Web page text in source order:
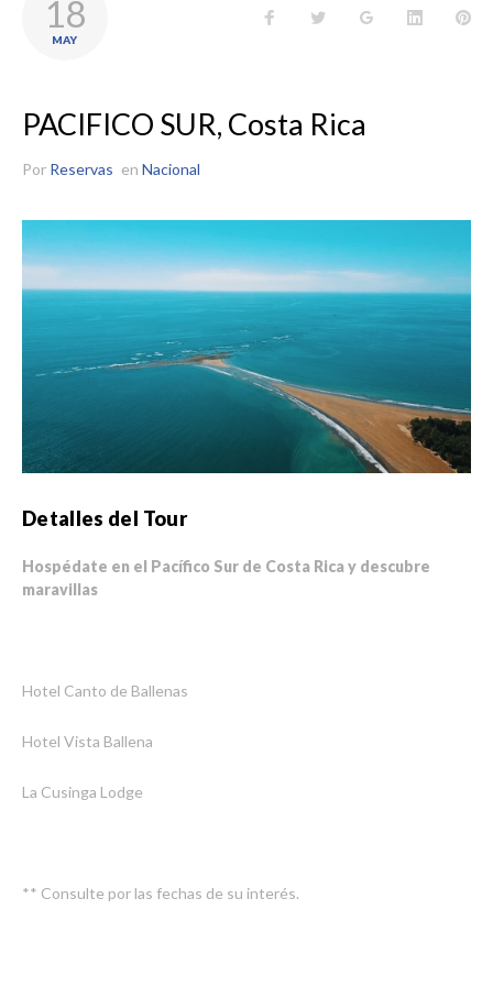
18
MAY
FacebookTwitter Google+ LinkedIn
PACIFICO SUR, Costa Rica
Por Reservas en Nacional
Detalles del Tour
Hospédate en el Pacífico Sur de Costa Rica y descubre
maravillas
Hotel Canto de Ballenas
Hotel Vista Ballena
La Cusinga Lodge
** Consulte por las fechas de su interés.